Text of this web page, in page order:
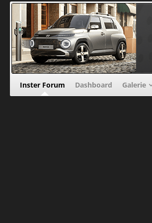
Inster Forum Dashboard Galerie